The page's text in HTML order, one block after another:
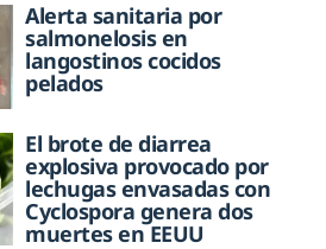
Alerta sanitaria por
salmonelosis en
langostinos cocidos
pelados
El brote de diarrea
explosiva provocado por
lechugas envasadas con
Cyclospora genera dos
muertes en EEUU